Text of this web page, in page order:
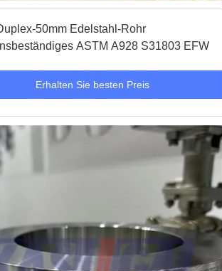
50mm Edelstahl-Rohr
ASTM A928 S31803 EFW
Erhalten Sie besten Preis